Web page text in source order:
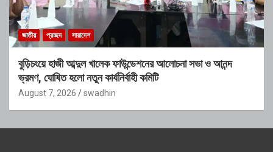
জাতীয় প্রচ্ছদ সারাদেশ
বুড়িচংয়ে হাজী আব্দুল খালেক ফাউন্ডেশনের আলোচনা সভা ও আনন্দ
ভ্রমণ, ঘোষিত হলো নতুন কার্যনির্বাহী কমিটি
August 7, 2026 swadhin